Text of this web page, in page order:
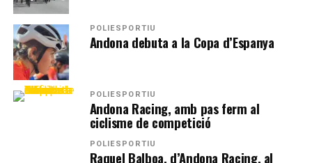
POLIESPORTIU
Andona debuta a la Copa d’Espanya
POLIESPORTIU
Andona Racing, amb pas ferm al
ciclisme de competició
POLIESPORTIU
Raquel Balboa, d’Andona Racing, al